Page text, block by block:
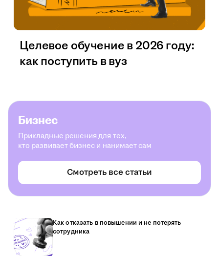
Целевое обучение в 2026 году:
как поступить в вуз
Бизнес
Прикладные решения для тех,
кто развивает бизнес и нанимает сам
Смотреть все статьи
Как отказать в повышении и не потерять
сотрудника